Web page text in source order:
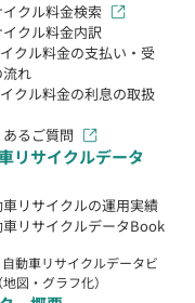
クル料金検索
クル料金内訳
クル料金の支払い・受
れ
クル料金の利息の取扱
るご質問
リサイクルデータ
リサイクルの運用実績
リサイクルデータBook
動車リサイクルデータビ
図・グラフ化）